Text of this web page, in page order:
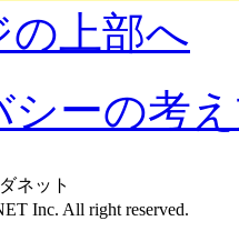
の上部へ
シーの考
ネット
Inc. All right reserved.